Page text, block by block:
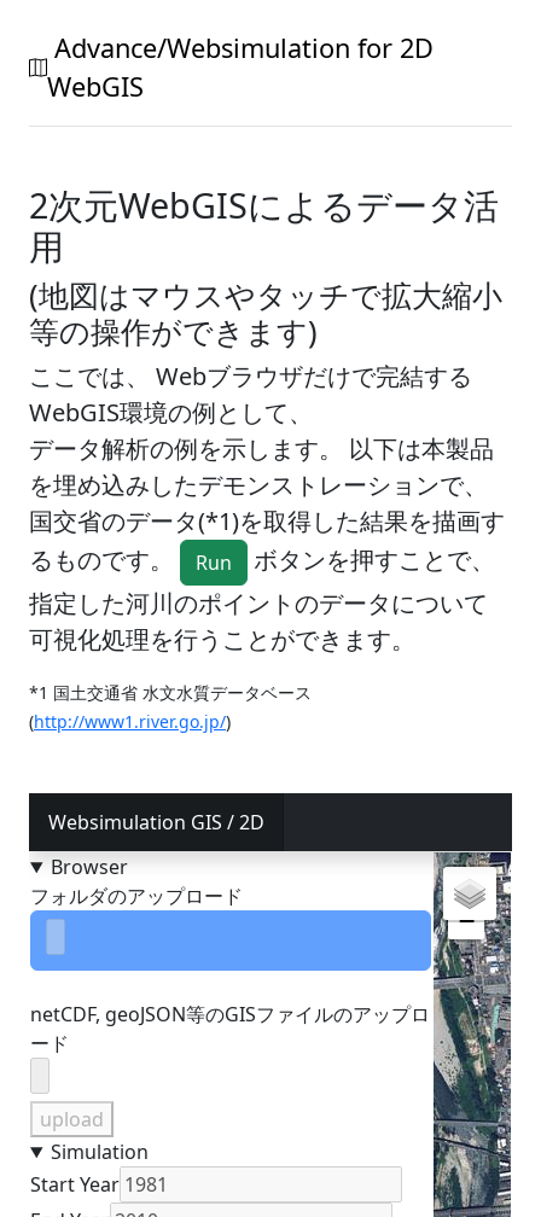
Advance/Websimulation for 2D
WebGIS
2次元WebGISによるデータ活
用
(地図はマウスやタッチで拡大縮小
等の操作ができます)
ここでは、 Webブラウザだけで完結する
WebGIS環境の例として、
データ解析の例を示します。 以下は本製品
を埋め込みしたデモンストレーションで、
国交省のデータ(*1)を取得した結果を描画す
るものです。
Run
ボタンを押すことで、
指定した河川のポイントのデータについて
可視化処理を行うことができます。
*1 国土交通省 水文水質データベース
(http://www1.river.go.jp/)